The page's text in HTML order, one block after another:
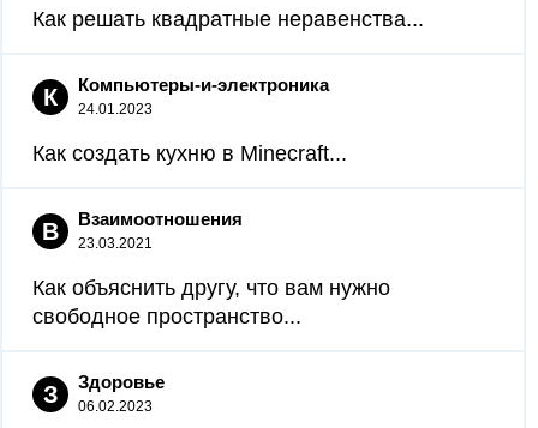
Как решать квадратные неравенства...
К Компьютеры-и-электроника
24.01.2023
Как создать кухню в Minecraft...
В Взаимоотношения
23.03.2021
Как объяснить другу, что вам нужно
свободное пространство...
З Здоровье
06.02.2023